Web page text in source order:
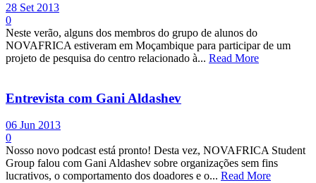
28 Set 2013
0
Neste verão, alguns dos membros do grupo de alunos do
NOVAFRICA estiveram em Moçambique para participar de um
projeto de pesquisa do centro relacionado à... Read More
Entrevista com Gani Aldashev
06 Jun 2013
0
Nosso novo podcast está pronto! Desta vez, NOVAFRICA Student
Group falou com Gani Aldashev sobre organizações sem fins
lucrativos, o comportamento dos doadores e o... Read More